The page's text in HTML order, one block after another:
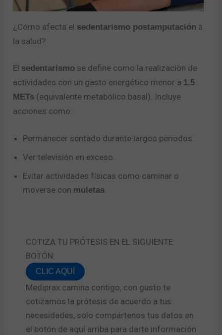
¿Cómo afecta el sedentarismo postamputación a
la salud?
El sedentarismo se define como la realización de
actividades con un gasto energético menor a 1.5
METs (equivalente metabólico basal). Incluye
acciones como:
Permanecer sentado durante largos periodos.
Ver televisión en exceso.
Evitar actividades físicas como caminar o
moverse con muletas
COTIZA TU PRÓTESIS EN EL SIGUIENTE
BOTÓN:
CLIC AQUÍ
Mediprax camina contigo, con gusto te
cotizamos la prótesis de acuerdo a tus
necesidades, solo compártenos tus datos en
el botón de aquí arriba para darte información